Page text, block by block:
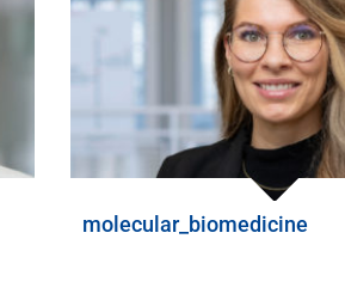
molecular_biomedicine